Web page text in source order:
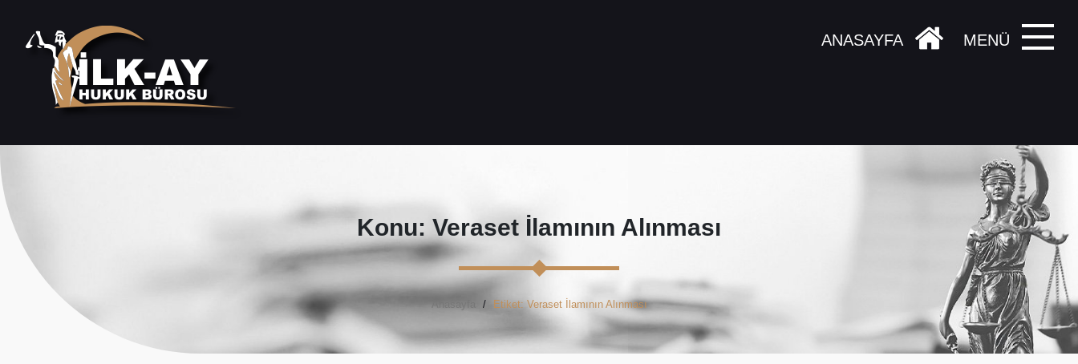
MENÜ
ANASAYFA
Konu: Veraset İlamının Alınması
Anasayfa Etiket: Veraset İlamının Alınması